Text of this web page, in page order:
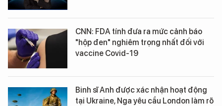
CNN: FDA tính đưa ra mức cảnh báo
"hộp đen" nghiêm trọng nhất đối với
vaccine Covid-19
Binh sĩ Anh được xác nhận hoạt động
tại Ukraine, Nga yêu cầu London làm rõ